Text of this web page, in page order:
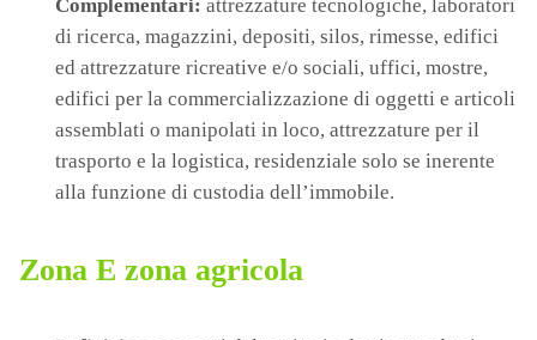
Complementari: attrezzature tecnologiche, laboratori
di ricerca, magazzini, depositi, silos, rimesse, edifici
ed attrezzature ricreative e/o sociali, uffici, mostre,
edifici per la commercializzazione di oggetti e articoli
assemblati o manipolati in loco, attrezzature per il
trasporto e la logistica, residenziale solo se inerente
alla funzione di custodia dell’immobile.
Zona E zona agricola